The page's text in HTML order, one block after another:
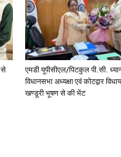
से
एमडी यूपीसीएल/पिटकुल पी.सी.
विधानसभा अध्यक्षा एवं कोटद्वार
खण्डूरी भूषण से की भेंट